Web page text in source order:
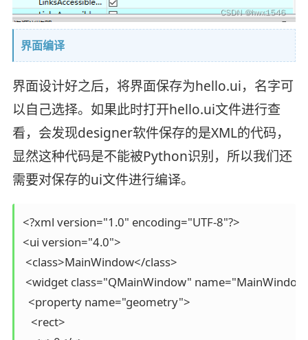
界面编译
界面设计好之后，将界面保存为hello.ui，名字可
以自己选择。如果此时打开hello.ui文件进行查
看，会发现designer软件保存的是XML的代码，
显然这种代码是不能被Python识别，所以我们还
需要对保存的ui文件进行编译。
<?xml version="1.0" encoding="UTF-8"?>
<ui version="4.0">
<class>MainWindow</class>
<widget class="QMainWindow"
  <property name="geometry">
   <rect>